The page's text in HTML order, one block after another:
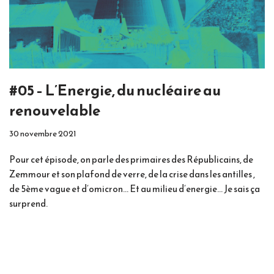
#05 – L’Energie, du nucléaire au
renouvelable
30 novembre 2021
Pour cet épisode, on parle des primaires des Républicains, de
Zemmour et son plafond de verre, de la crise dans les antilles ,
de 5ème vague et d’omicron… Et au milieu d’energie… Je sais ça
surprend.